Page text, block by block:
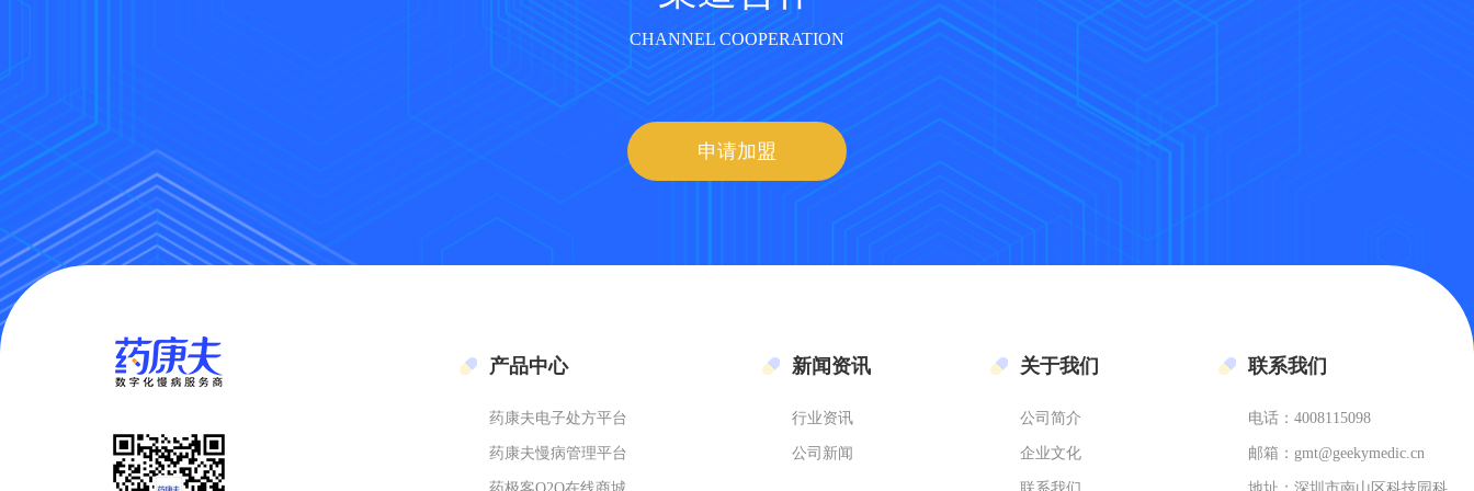
CHANNEL COOPERATION
申请加盟
产品中心
药康夫电子处方平台
药康夫慢病管理平台
新闻资讯
行业资讯
公司新闻
关于我们
公司简介
企业文化
联系我们
电话：4008115098
邮箱：gmt@geekymedic.cn